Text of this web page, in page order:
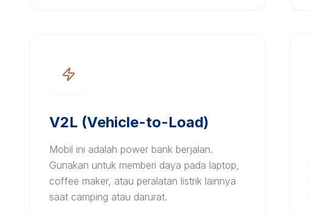
V2L (Vehicle-to-Load)
Mobil ini adalah power bank berjalan.
Gunakan untuk memberi daya pada laptop,
coffee maker, atau peralatan listrik lainnya
saat camping atau darurat.